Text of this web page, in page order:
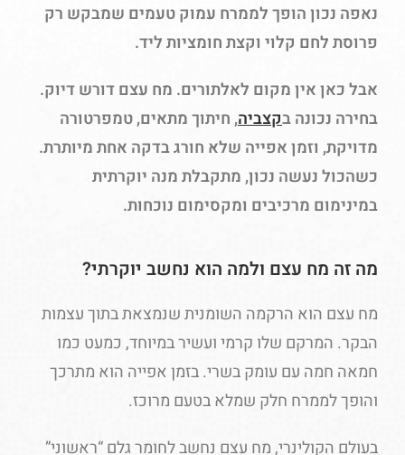
נאפה נכון הופך לממרח עמוק טעמים שמבקש רק
פרוסת לחם קלוי וקצת חומציות ליד.
אבל כאן אין מקום לאלתורים. מח עצם דורש דיוק.
בחירה נכונה בקצביה, חיתוך מתאים, טמפרטורה
מדויקת, וזמן אפייה שלא חורג בדקה אחת מיותרת.
כשהכול נעשה נכון, מתקבלת מנה יוקרתית
במינימום מרכיבים ומקסימום נוכחות.
מה זה מח עצם ולמה הוא נחשב יוקרתי?
מח עצם הוא הרקמה השומנית שנמצאת בתוך עצמות
הבקר. המרקם שלו קרמי ועשיר במיוחד, כמעט כמו
חמאה חמה עם עומק בשרי. בזמן אפייה הוא מתרכך
והופך לממרח חלק שמלא בטעם מרוכז.
בעולם הקולינרי, מח עצם נחשב לחומר גלם “ראשוני”